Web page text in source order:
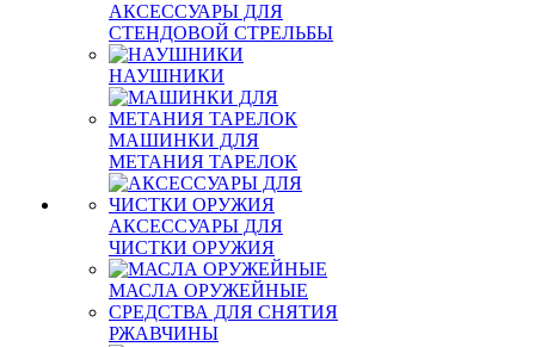
АКСЕССУАРЫ ДЛЯ
СТЕНДОВОЙ СТРЕЛЬБЫ
НАУШНИКИ
МАШИНКИ ДЛЯ
МЕТАНИЯ ТАРЕЛОК
АКСЕССУАРЫ ДЛЯ
ЧИСТКИ ОРУЖИЯ
МАСЛА ОРУЖЕЙНЫЕ
СРЕДСТВА ДЛЯ СНЯТИЯ
РЖАВЧИНЫ